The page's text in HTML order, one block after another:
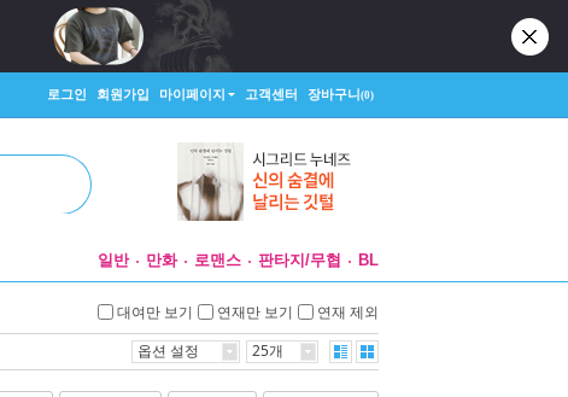
로그인 회원가입 마이페이지 고객센터 장바구니(0)
일반 만화 로맨스 판타지/무협 BL
대여만 보기 연재만 보기 연재 제외
옵션 설정 25개